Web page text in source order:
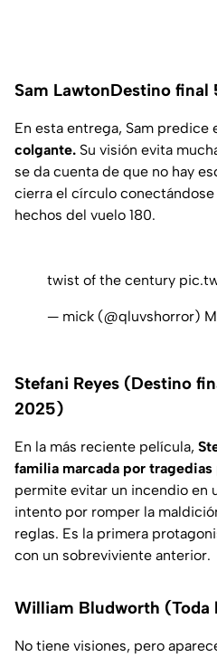
Sam LawtonDestino final
En esta entrega, Sam predice
colgante. Su visión evita
se da cuenta de que no hay
cierra el círculo
hechos del vuelo 180.
twist of the century
— mick (@qluvshorror)
Stefani Reyes (Destino
2025)
En la más reciente película,
familia marcada por tragedias
permite evitar un incendio en
intento por romper la
reglas. Es la primera
con un sobreviviente anterior.
William Bludworth (Toda
No tiene visiones, pero